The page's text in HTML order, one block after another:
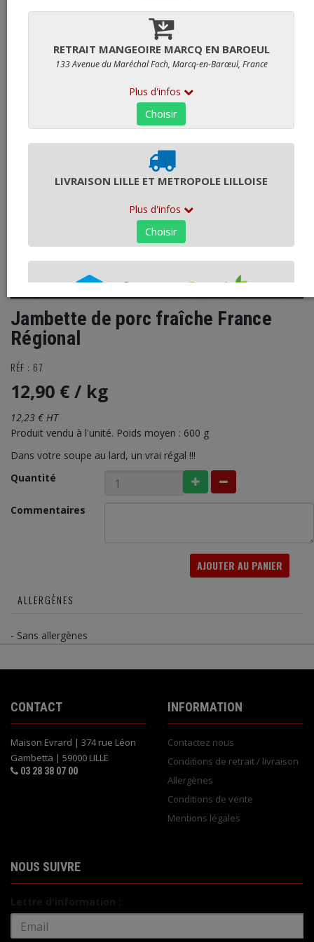
Jambette de porc fraîche France
Régional
RÉF : 67
12,90 € / kg
12,23 € HT
Produit vendu à l'unité. Poids moyen : 600 g
Dans votre soupe au lard, un vrai régal !!!
Quantité
Commentaires
AJOUTER AU PANIER
ALLERGÈNES
- Sans allergènes
CONTACT
Maison Evrard | 374 rue Léon
Gambetta | 59000 LILLE
03 28 38 07 00
INFORMATION
Contactez nous
Conditions de retrait / livraison
Allergènes
Conditions de vente
Mentions légales
NOUS SUIVRE
Lettre d'information :